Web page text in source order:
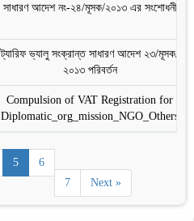
সাধারণ আদেশ নং-২৪/মূসক/২০১৩ এর সংশোধনী
ট্যারিফ ভ্যালু সংক্রান্ত সাধারণ আদেশ ২৩/মূসক/
২০১৩ পরিবর্তন
Compulsion of VAT Registration for
Diplomatic_org_mission_NGO_Others
5
6
7
Next »